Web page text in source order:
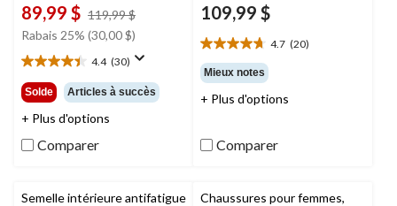
89,99 $ 119,99 $
Rabais 25% (30,00 $)
4.4 (30)
4.4
étoile(s)
sur
5.
30
évaluations
Solde Articles à succès
+ Plus d'options
Comparer
109,99 $
4.7 (20)
4.7
étoile(s)
sur
5.
évaluations
Mieux notes
+ Plus d'options
Comparer
Semelle intérieure antifatigue
Chaussures pour femmes,